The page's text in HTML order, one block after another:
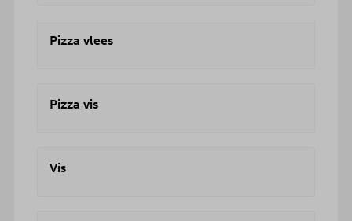
Pizza vlees
Pizza vis
Vis